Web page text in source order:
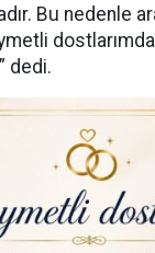
Bu nedenle
dedi.